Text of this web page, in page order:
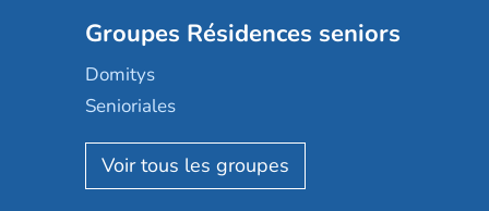
Groupes Résidences seniors
Domitys
Senioriales
Nohée
Les Résidentiels